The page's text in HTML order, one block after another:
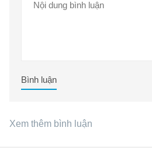
Bình luận
Xem thêm bình luận